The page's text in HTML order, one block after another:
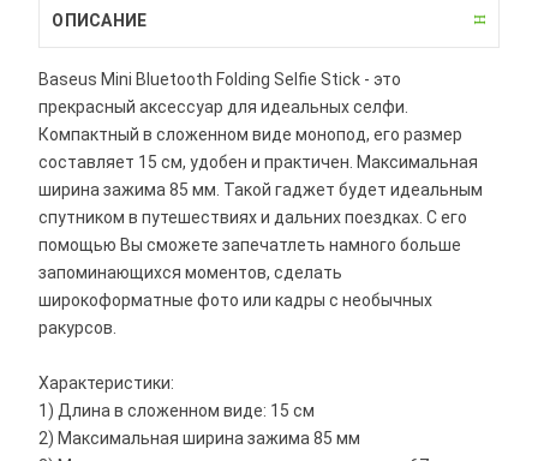
ОПИСАНИЕ
Baseus Mini Bluetooth Folding Selfie Stick - это
прекрасный аксессуар для идеальных селфи.
Компактный в сложенном виде монопод, его размер
составляет 15 см, удобен и практичен. Максимальная
ширина зажима 85 мм. Такой гаджет будет идеальным
спутником в путешествиях и дальних поездках. С его
помощью Вы сможете запечатлеть намного больше
запоминающихся моментов, сделать
широкоформатные фото или кадры с необычных
ракурсов.
Характеристики:
1) Длина в сложенном виде: 15 см
2) Максимальная ширина зажима 85 мм